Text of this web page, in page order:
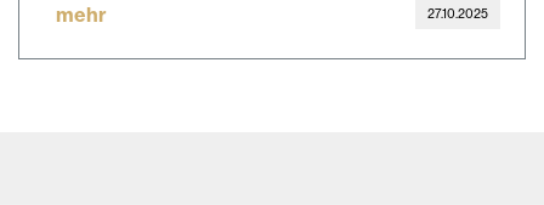
mehr 27.10.2025